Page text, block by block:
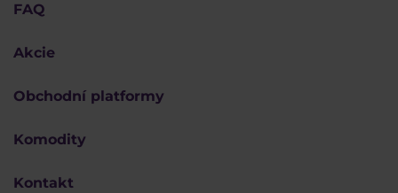
FAQ
Akcie
Obchodní platformy
Komodity
Kontakt